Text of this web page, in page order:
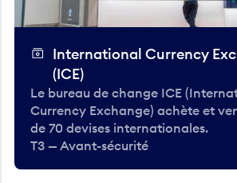
International Currency
(ICE)
Le bureau de change ICE
Currency Exchange) achète et
de 70 devises internationales.
T3 — Avant-sécurité